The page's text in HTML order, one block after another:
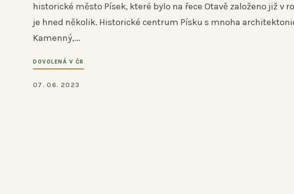
historické město Písek, které bylo na řece Otavě založeno již v
je hned několik. Historické centrum Písku s mnoha
Kamenný,...
DOVOLENÁ V ČR
07. 06. 2023